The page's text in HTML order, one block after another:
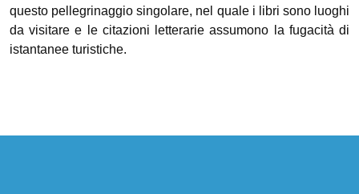
questo pellegrinaggio singolare, nel quale i libri sono luoghi
da visitare e le citazioni letterarie assumono la fugacità di
istantanee turistiche.